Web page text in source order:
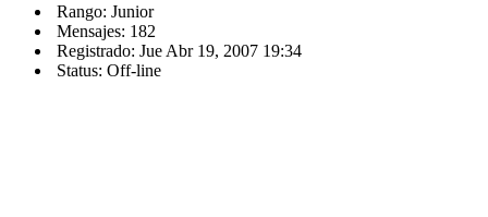
Rango: Junior
Mensajes: 182
Registrado: Jue Abr 19, 2007 19:34
Status: Off-line